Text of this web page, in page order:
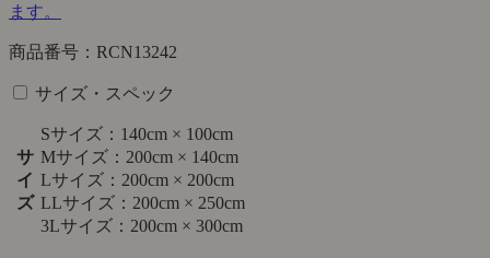
ます。
商品番号：RCN13242
サイズ・スペック
サ
イ
ズ
Sサイズ：140cm × 100cm
Mサイズ：200cm × 140cm
Lサイズ：200cm × 200cm
LLサイズ：200cm × 250cm
3Lサイズ：200cm × 300cm